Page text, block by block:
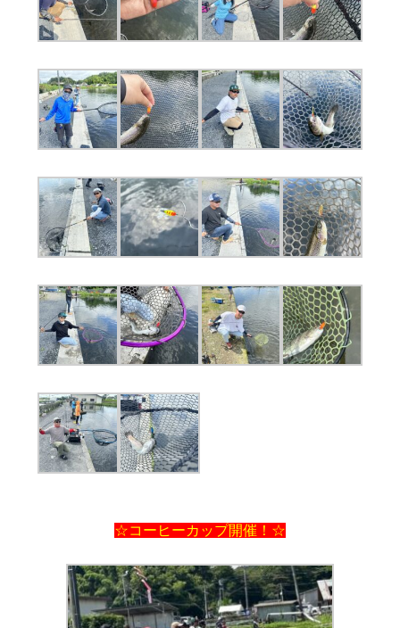
☆コーヒーカップ開催！☆